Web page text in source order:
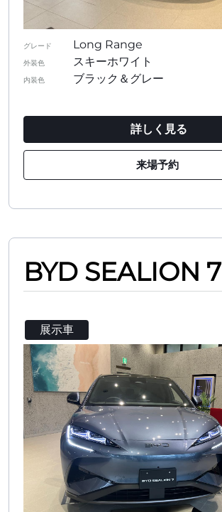
グレード Long Range
外装色 スキーホワイト
内装色 ブラック＆グレー
詳しく見る
来場予約
BYD SEALION 7
展示車